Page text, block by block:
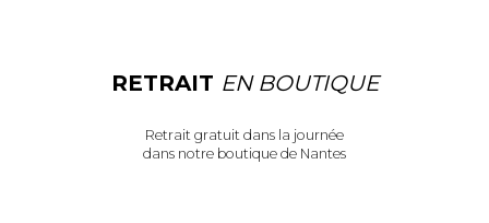
RETRAIT EN BOUTIQUE
Retrait gratuit dans la journée
dans notre boutique de Nantes